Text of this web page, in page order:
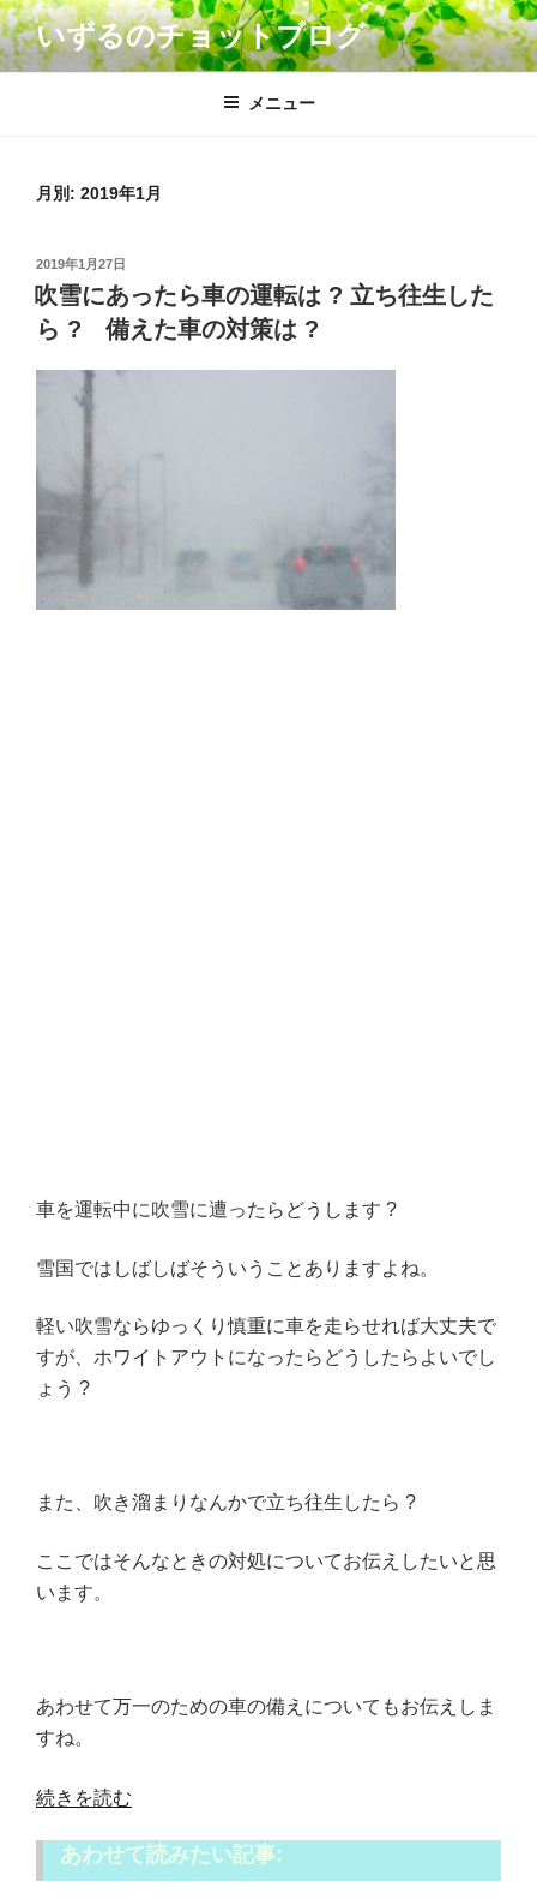
コ
ン
テ
いずるのチョットブログ
メニュー
月別: 2019年1月
投
稿
日:
2019年1月27日
吹雪にあったら車の運転は ? 立ち往生した
ら ? 備えた車の対策は ?
車を運転中に吹雪に遭ったらどうします ?
雪国ではしばしばそういうことありますよね。
軽い吹雪ならゆっくり慎重に車を走らせれば大丈夫で
すが、ホワイトアウトになったらどうしたらよいでし
ょう ?
また、吹き溜まりなんかで立ち往生したら ?
ここではそんなときの対処についてお伝えしたいと思
います。
あわせて万一のための車の備えについてもお伝えしま
すね。
“吹
続きを読む
あわせて読みたい記事: